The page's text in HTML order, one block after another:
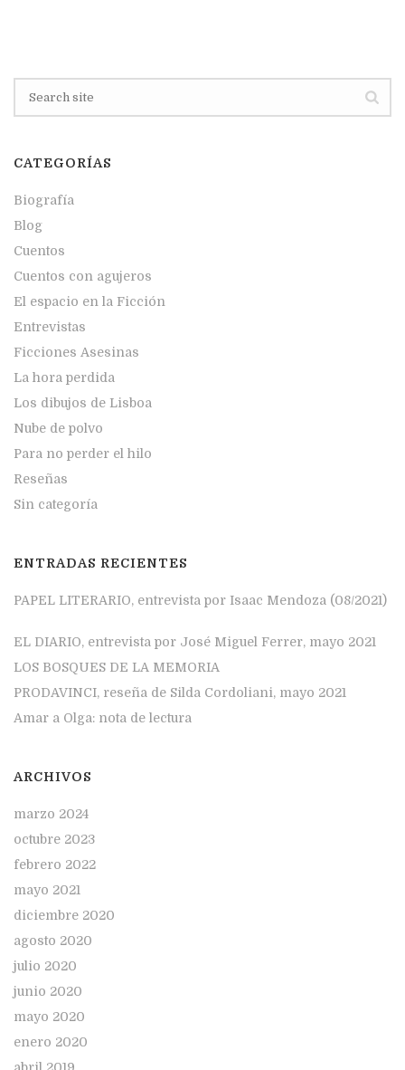
CATEGORÍAS
Biografía
Blog
Cuentos
Cuentos con agujeros
El espacio en la Ficción
Entrevistas
Ficciones Asesinas
La hora perdida
Los dibujos de Lisboa
Nube de polvo
Para no perder el hilo
Reseñas
Sin categoría
ENTRADAS RECIENTES
PAPEL LITERARIO, entrevista por Isaac Mendoza (08/2021)
EL DIARIO, entrevista por José Miguel Ferrer, mayo 2021
LOS BOSQUES DE LA MEMORIA
PRODAVINCI, reseña de Silda Cordoliani, mayo 2021
Amar a Olga: nota de lectura
ARCHIVOS
marzo 2024
octubre 2023
febrero 2022
mayo 2021
diciembre 2020
agosto 2020
julio 2020
junio 2020
mayo 2020
enero 2020